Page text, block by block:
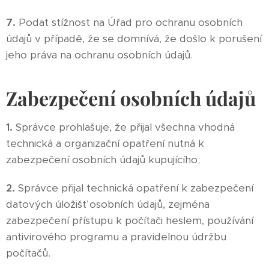
7. Podat stížnost na Úřad pro ochranu osobních
údajů v případě, že se domnívá, že došlo k porušení
jeho práva na ochranu osobních údajů.
Zabezpečení osobních údajů
1. Správce prohlašuje, že přijal všechna vhodná
technická a organizační opatření nutná k
zabezpečení osobních údajů kupujícího;
2. Správce přijal technická opatření k zabezpečení
datových úložišť osobních údajů, zejména
zabezpečení přístupu k počítači heslem, používání
antivirového programu a pravidelnou údržbu
počítačů.